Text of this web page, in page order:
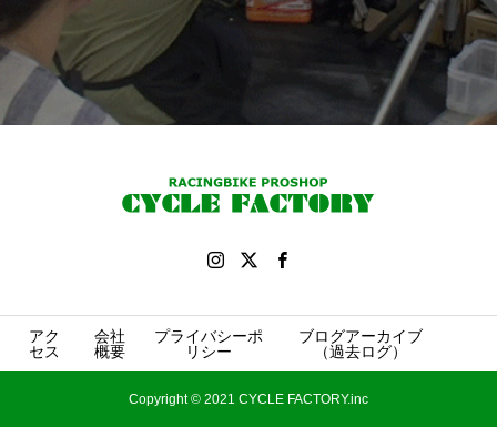
アク
セス
会社
概要
プライバシーポ
リシー
ブログアーカイブ
（過去ログ）
Copyright © 2021 CYCLE FACTORY.inc